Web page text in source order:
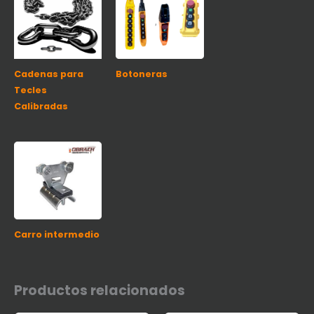
Cadenas para
Tecles
Calibradas
Botoneras
Carro intermedio
Productos relacionados